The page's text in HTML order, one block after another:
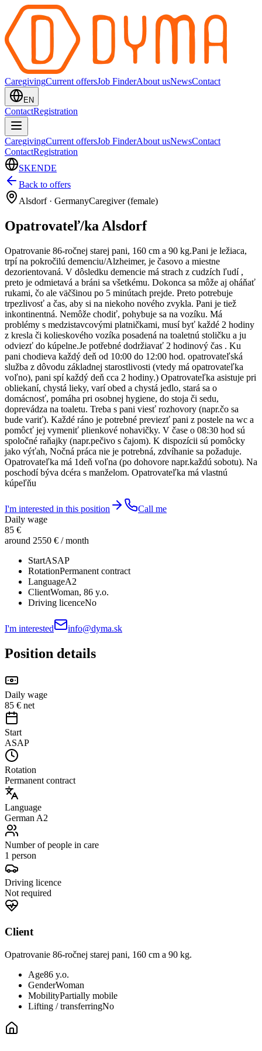
CaregivingCurrent offersJob FinderAbout usNewsContact
EN
ContactRegistration
CaregivingCurrent offersJob FinderAbout usNewsContact
ContactRegistration
SKENDE
Back to offers
Alsdorf· GermanyCaregiver (female)
Opatrovateľ/ka Alsdorf
Opatrovanie 86-ročnej starej pani, 160 cm a 90 kg.Pani je ležiaca,
trpí na pokročilú demenciu/Alzheimer, je časovo a miestne
dezorientovaná. V dôsledku demencie má strach z cudzích ľudí ,
preto je odmietavá a bráni sa všetkému. Dokonca sa môže aj oháňať
rukami, čo ale väčšinou po 5 minútach prejde. Preto potrebuje
trpezlivosť a čas, aby si na niekoho nového zvykla. Pani je tiež
inkontinentná. Nemôže chodiť, pohybuje sa na vozíku. Má
problémy s medzistavcovými platničkami, musí byť každé 2 hodiny
z kresla či kolieskového vozíka posadená na toaletnú stoličku a ju
odviezť do kúpelne.Je potřebné dodržiavať 2 hodinový čas . Ku
pani chodieva každý deň od 10:00 do 12:00 hod. opatrovateľská
služba z dôvodu základnej starostlivosti (vtedy má opatrovateľka
voľno), pani spí každý deň cca 2 hodiny.) Opatrovateľka asistuje pri
obliekaní, chystá lieky, varí obed a chystá jedlo, stará sa o
domácnosť, pomáha pri osobnej hygiene, do stoja či sedu,
doprevádza na toaletu. Treba s pani viesť rozhovory (napr.čo sa
bude variť). Každé ráno je potrebné previezť pani z postele na wc a
pomôcť jej vymeniť plienkové nohavičky. V čase o 08:30 hod sú
spoločné raňajky (napr.pečivo s čajom). K dispozícii sú pomôcky
jako výťah, Nočná práca nie je potrebná, zdvíhanie sa požaduje.
Opatrovateľka má 1deň voľna (po dohovore napr.každú sobotu). Na
poschodí býva dcéra s manželom. Opatrovateľka má vlastnú
kúpeľňu
I'm interested in this position
Call me
Daily wage
85 €
around 2550 € / month
StartASAP
RotationPermanent contract
LanguageA2
ClientWoman, 86 y.o.
Driving licenceNo
I'm interested info@dyma.sk
Position details
Daily wage
85 € net
Start
ASAP
Rotation
Permanent contract
Language
German A2
Number of people in care
1 person
Driving licence
Not required
Client
Opatrovanie 86-ročnej starej pani, 160 cm a 90 kg.
Age86 y.o.
GenderWoman
MobilityPartially mobile
Lifting / transferringNo